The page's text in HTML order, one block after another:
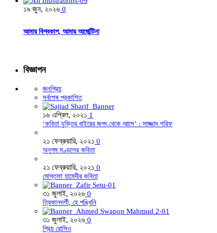
১৯ জুন, ২০২৬ 0
আমার বিশ্বকাপ, আমার আর্জেন্টিনা
বিজ্ঞাপন
জনপ্রিয়
সর্বশেষ প্রকাশিত
১৬ এপ্রিল, ২০২১ 1
‘কবিতা যুক্তির বাইরের জগৎ থেকে আসে’ : সাজ্জাদ শরিফ
২১ ফেব্রুয়ারি, ২০২১ 0
অনুপম মণ্ডলের কবিতা
২১ ফেব্রুয়ারি, ২০২১ 0
মোস্তফা হামেদীর কবিতা
৩১ জুলাই, ২০২৬ 0
ত্রিকালদর্শী, হে পঙ্খিনি
৩১ জুলাই, ২০২৬ 0
প্রিয় রোসিও